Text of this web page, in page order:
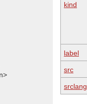
kind
label
src
srclang